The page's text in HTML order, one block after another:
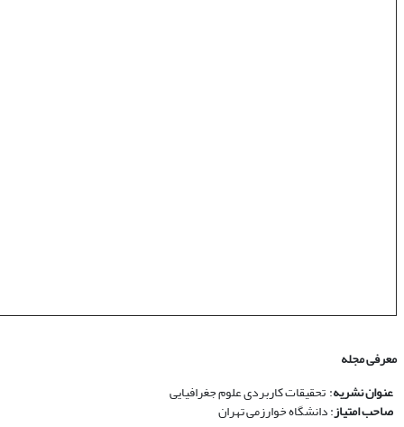
معرفی مجله
عنوان نشریه: تحقیقات کاربردی علوم جغرافیایی
صاحب امتیاز: دانشگاه خوارزمی تهران